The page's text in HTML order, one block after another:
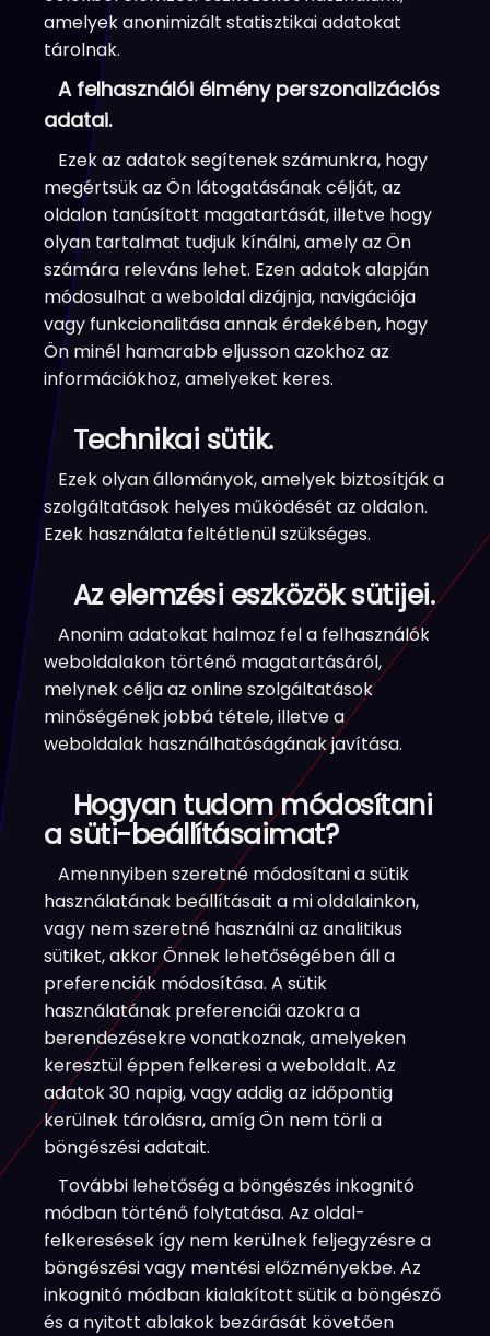
amelyek anonimizált statisztikai adatokat
tárolnak.
A felhasználói élmény perszonalizációs
adatai.
Ezek az adatok segítenek számunkra, hogy
megértsük az Ön látogatásának célját, az
oldalon tanúsított magatartását, illetve hogy
olyan tartalmat tudjuk kínálni, amely az Ön
számára releváns lehet. Ezen adatok alapján
módosulhat a weboldal dizájnja, navigációja
vagy funkcionalitása annak érdekében, hogy
Ön minél hamarabb eljusson azokhoz az
információkhoz, amelyeket keres.
Technikai sütik.
Ezek olyan állományok, amelyek biztosítják a
szolgáltatások helyes működését az oldalon.
Ezek használata feltétlenül szükséges.
Az elemzési eszközök sütijei.
Anonim adatokat halmoz fel a felhasználók
weboldalakon történő magatartásáról,
melynek célja az online szolgáltatások
minőségének jobbá tétele, illetve a
weboldalak használhatóságának javítása.
Hogyan tudom módosítani
a süti-beállításaimat?
Amennyiben szeretné módosítani a sütik
használatának beállításait a mi oldalainkon,
vagy nem szeretné használni az analitikus
sütiket, akkor Önnek lehetőségében áll a
preferenciák módosítása. A sütik
használatának preferenciái azokra a
berendezésekre vonatkoznak, amelyeken
keresztül éppen felkeresi a weboldalt. Az
adatok 30 napig, vagy addig az időpontig
kerülnek tárolásra, amíg Ön nem törli a
böngészési adatait.
További lehetőség a böngészés inkognitó
módban történő folytatása. Az oldal-
felkeresések így nem kerülnek feljegyzésre a
böngészési vagy mentési előzményekbe. Az
inkognitó módban kialakított sütik a böngésző
és a nyitott ablakok bezárását követően